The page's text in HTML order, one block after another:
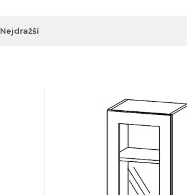
Nejdražší